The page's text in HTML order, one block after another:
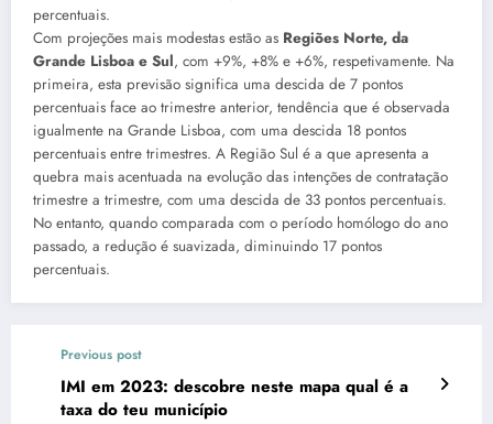
percentuais.
Com projeções mais modestas estão as Regiões Norte, da
Grande Lisboa e Sul, com +9%, +8% e +6%, respetivamente. Na
primeira, esta previsão significa uma descida de 7 pontos
percentuais face ao trimestre anterior, tendência que é observada
igualmente na Grande Lisboa, com uma descida 18 pontos
percentuais entre trimestres. A Região Sul é a que apresenta a
quebra mais acentuada na evolução das intenções de contratação
trimestre a trimestre, com uma descida de 33 pontos percentuais.
No entanto, quando comparada com o período homólogo do ano
passado, a redução é suavizada, diminuindo 17 pontos
percentuais.
Previous post
IMI em 2023: descobre neste mapa qual é a
taxa do teu município